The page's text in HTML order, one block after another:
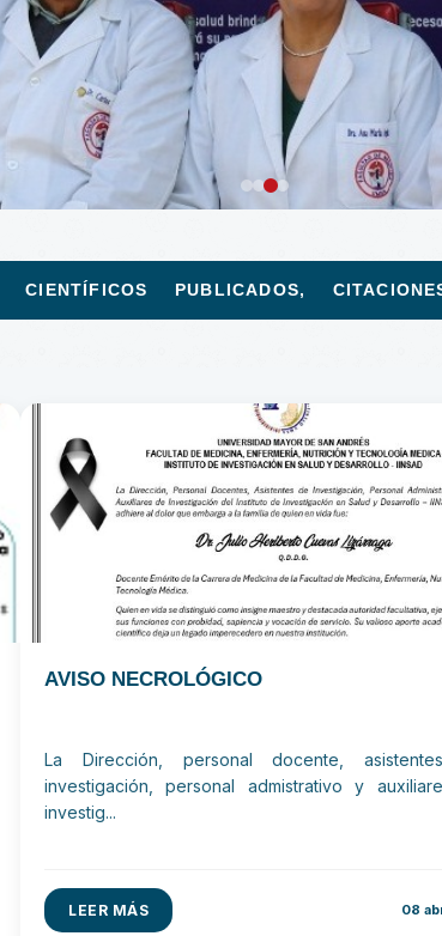
CIENTÍFICOS PUBLICADOS,
AVISO NECROLÓGICO
La Dirección, personal docente,
investigación, personal admistrativo y
investig...
LEER MÁS 08